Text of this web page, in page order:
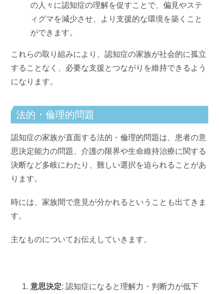
の人々に認知症の理解を促すことで、偏見やステ
ィグマを減少させ、より支援的な環境を築くこと
ができます。
これらの取り組みにより、認知症の家族が社会的に孤立
することなく、必要な支援とつながりを維持できるよう
になります。
法的・倫理的問題
認知症の家族が直面する法的・倫理的問題は、患者の意
思決定能力の問題、介護の限界や生命維持治療に関する
決断など多岐にわたり、難しい選択を迫られることがあ
ります。
時には、家族間で意見が分かれるということも出てきま
す。
主なものについてお伝えしていきます。
意思決定: 認知症になると理解力・判断力が低下